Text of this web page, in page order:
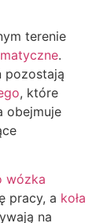
terenie
.
pozostają
, które
obejmuje
wózka
pracy, a koła
na